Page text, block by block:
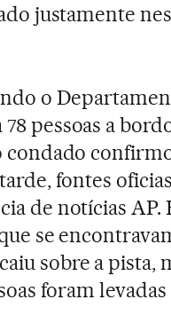
justamente
o
pessoas a
fontes oficias
de notícias AP.
se
sobre a pista,
foram